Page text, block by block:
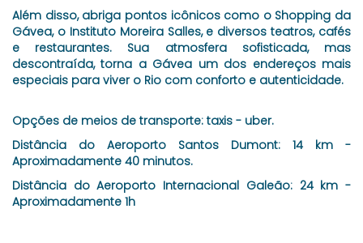
Além disso, abriga pontos icônicos como o Shopping da
Gávea, o Instituto Moreira Salles, e diversos teatros, cafés
e restaurantes. Sua atmosfera sofisticada, mas
descontraída, torna a Gávea um dos endereços mais
especiais para viver o Rio com conforto e autenticidade.
Opções de meios de transporte: taxis - uber.
Distância do Aeroporto Santos Dumont: 14 km -
Aproximadamente 40 minutos.
Distância do Aeroporto Internacional Galeão: 24 km -
Aproximadamente 1h